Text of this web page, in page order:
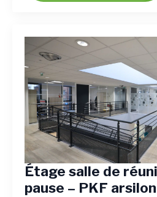
Étage salle de
pause – PKF arsilon